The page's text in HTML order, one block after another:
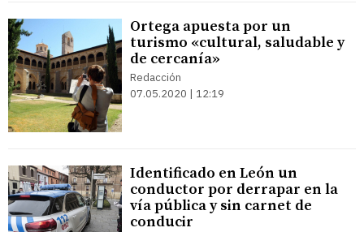
Ortega apuesta por un
turismo «cultural, saludable y
de cercanía»
Redacción
07.05.2020 | 12:19
Identificado en León un
conductor por derrapar en la
vía pública y sin carnet de
conducir